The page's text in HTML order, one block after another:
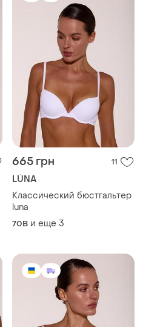
665 грн 11
LÚNA
Классический бюстгальтер
luna
70B и еще 3